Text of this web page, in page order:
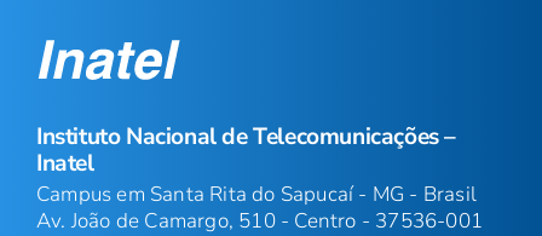
Instituto Nacional de Telecomunicações –
Inatel
Campus em Santa Rita do Sapucaí - MG - Brasil
Av. João de Camargo, 510 - Centro - 37536-001